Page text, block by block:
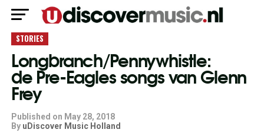
STORIES
Longbranch/Pennywhistle:
de Pre-Eagles songs van Glenn
Frey
Published on May 28, 2018
By uDiscover Music Holland